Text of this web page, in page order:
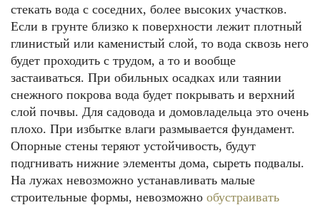
стекать вода с соседних, более высоких участков.
Если в грунте близко к поверхности лежит плотный
глинистый или каменистый слой, то вода сквозь него
будет проходить с трудом, а то и вообще
застаиваться. При обильных осадках или таянии
снежного покрова вода будет покрывать и верхний
слой почвы. Для садовода и домовладельца это очень
плохо. При избытке влаги размывается фундамент.
Опорные стены теряют устойчивость, будут
подгнивать нижние элементы дома, сыреть подвалы.
На лужах невозможно устанавливать малые
строительные формы, невозможно обустраивать